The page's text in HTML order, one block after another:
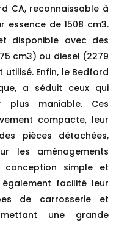
CA, reconnaissable à
essence de 1508 cm3.
disponible avec des
cm3) ou diesel (2279
Enfin, le Bedford
a séduit ceux qui
plus maniable. Ces
compacte, leur
pièces détachées,
les aménagements
conception simple et
facilité leur
de carrosserie et
une grande